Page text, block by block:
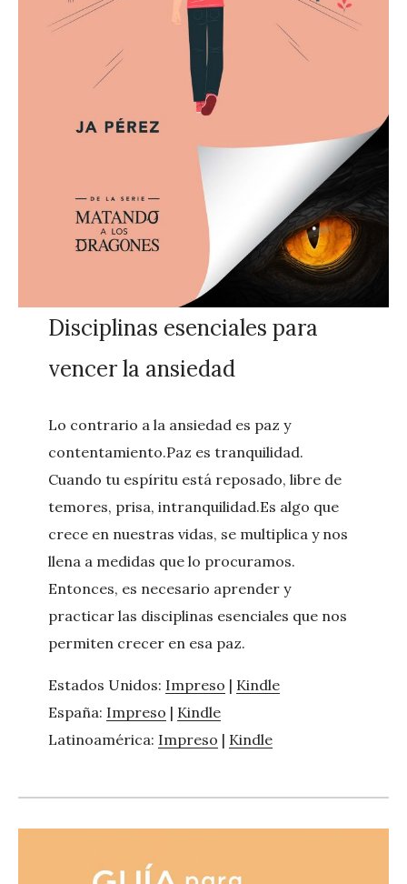
Disciplinas esenciales para
vencer la ansiedad
Lo contrario a la ansiedad es paz y
contentamiento.Paz es tranquilidad.
Cuando tu espíritu está reposado, libre de
temores, prisa, intranquilidad.Es algo que
crece en nuestras vidas, se multiplica y nos
llena a medidas que lo procuramos.
Entonces, es necesario aprender y
practicar las disciplinas esenciales que nos
permiten crecer en esa paz.
Estados Unidos: Impreso | Kindle
España: Impreso | Kindle
Latinoamérica: Impreso | Kindle